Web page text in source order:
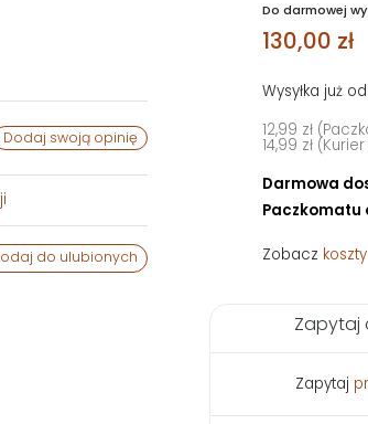
Dodaj swoją opinię
do ulubionych
Do darmowej
130,00 zł
Wysyłka już od:
12,99 zł
14,99 zł
Darmowa
Paczkomatu
Zobacz
Zapytaj
Zapytaj